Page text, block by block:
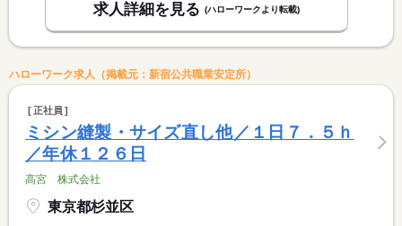
求人詳細を見る (ハローワークより転載)
ハローワーク求人（掲載元：新宿公共職業安定所）
正社員
ミシン縫製・サイズ直し他／１日７．５ｈ
／年休１２６日
高宮 株式会社
東京都杉並区